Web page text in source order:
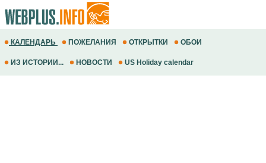
КАЛЕНДАРЬ ПОЖЕЛАНИЯ ОТКРЫТКИ ОБОИ
ИЗ ИСТОРИИ... НОВОСТИ US Holiday calendar